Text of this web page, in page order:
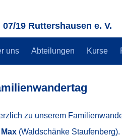
19 Ruttershausen e. V.
uns Abteilungen Kurse
zu unserem
(Waldschänke